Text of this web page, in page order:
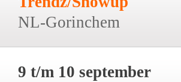
NL-Gorinchem
9 t/m 10 september